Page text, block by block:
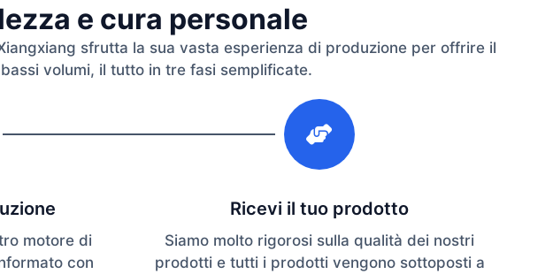
e cura personale
sfrutta la sua vasta esperienza di produzione per offrire il
volumi, il tutto in tre fasi semplificate.
motore di
con
Ricevi il tuo prodotto
Siamo molto rigorosi sulla qualità dei nostri
prodotti e tutti i prodotti vengono sottoposti a